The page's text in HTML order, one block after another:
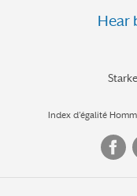
Hear
Index d’égalité